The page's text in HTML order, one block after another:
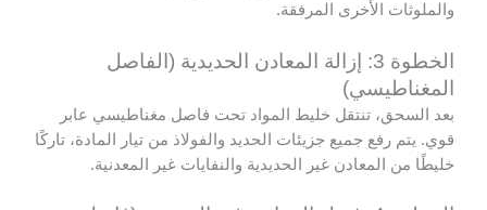
والملوثات الأخرى المرفقة.
الخطوة 3: إزالة المعادن الحديدية (الفاصل
المغناطيسي)
بعد السحق، تنتقل خليط المواد تحت فاصل مغناطيسي عابر
قوي. يتم رفع جميع جزيئات الحديد والفولاذ من تيار المادة، تاركًا
خليطًا من المعادن غير الحديدية والنفايات غير المعدنية.